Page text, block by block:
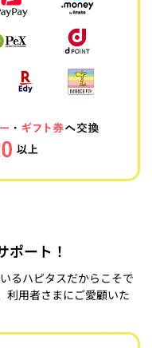
ポート！
るハピタスだからこそで
利用者さまにご愛顧いた